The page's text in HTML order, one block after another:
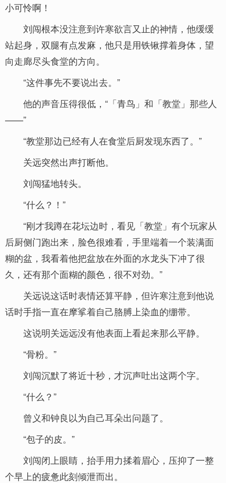
小可怜啊！
刘闯根本没注意到许寒欲言又止的神情，他缓缓
站起身，双腿有点发麻，他只是用铁锹撑着身体，望
向走廊尽头食堂的方向。
“这件事先不要说出去。”
他的声音压得很低，“「青鸟」和「教堂」那些人
——”
“教堂那边已经有人在食堂后厨发现东西了。”
关远突然出声打断他。
刘闯猛地转头。
“什么？！”
“刚才我蹲在花坛边时，看见「教堂」有个玩家从
后厨侧门跑出来，脸色很难看，手里端着一个装满面
糊的盆，我看着他把盆放在外面的水龙头下冲了很
久，还有那个面糊的颜色，很不对劲。”
关远说这话时表情还算平静，但许寒注意到他说
话时手指一直在摩挲着自己胳膊上染血的绷带。
这说明关远远没有他表面上看起来那么平静。
“骨粉。”
刘闯沉默了将近十秒，才沉声吐出这两个字。
“什么？”
曾义和钟良以为自己耳朵出问题了。
“包子的皮。”
刘闯闭上眼睛，抬手用力揉着眉心，压抑了一整
个早上的疲惫此刻倾泄而出。